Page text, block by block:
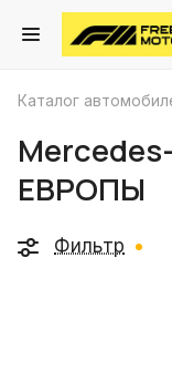
Каталог
ЕВРОПЫ
Фильтр